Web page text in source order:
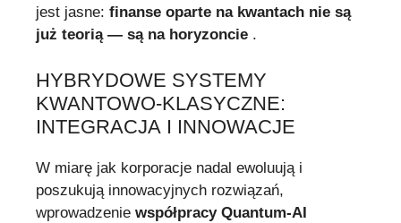
jest jasne: finanse oparte na kwantach nie są
już teorią — są na horyzoncie .
HYBRYDOWE SYSTEMY
KWANTOWO-KLASYCZNE:
INTEGRACJA I INNOWACJE
W miarę jak korporacje nadal ewoluują i
poszukują innowacyjnych rozwiązań,
wprowadzenie współpracy Quantum-AI